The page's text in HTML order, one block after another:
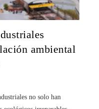
ambiental
no solo han